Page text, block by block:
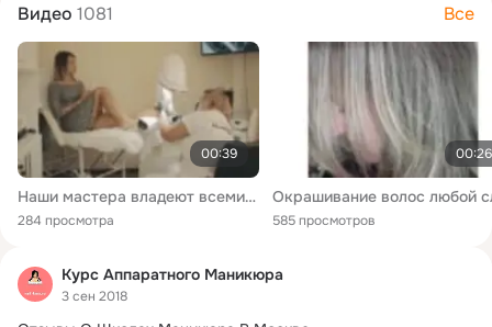
Видео 1081 Все
00:39
Наши мастера владеют всеми техниками выполнения маникюра и педикюра.mp4
284 просмотра
00:26
585 просмотров
Курс Аппаратного Маникюра
3 сен 2018